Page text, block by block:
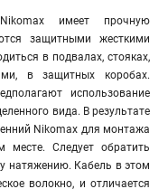
имеет прочную
защитными жесткими
в подвалах, стояках,
в защитных коробах.
использование
вида. В результате
Nikomax для монтажа
месте. Следует обратить
натяжению. Кабель в этом
волокно, и отличается